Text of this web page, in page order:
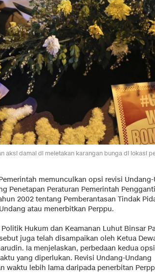
aksi damai di meletakan karangan bunga di lokasi
memunculkan opsi revisi
Penetapan Peraturan Pemerintah
2002 tentang Pemberantasan Tindak
atau menerbitkan Perppu.
Hukum dan Keamanan Luhut Binsar
juga telah disampaikan oleh Ketua
Ia menjelaskan, perbedaan kedua
yang diperlukan. Revisi Undang-Undang
waktu lebih lama daripada penerbitan